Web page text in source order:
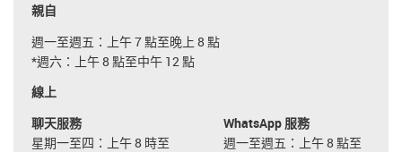
親自
週一至週五：上午 7 點至晚上 8 點
*週六：上午 8 點至中午 12 點
線上
聊天服務
星期一至四：上午 8 時至
WhatsApp 服務
週一至週五：上午 8 點至